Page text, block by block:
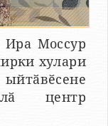
Моссур
хулари
центр